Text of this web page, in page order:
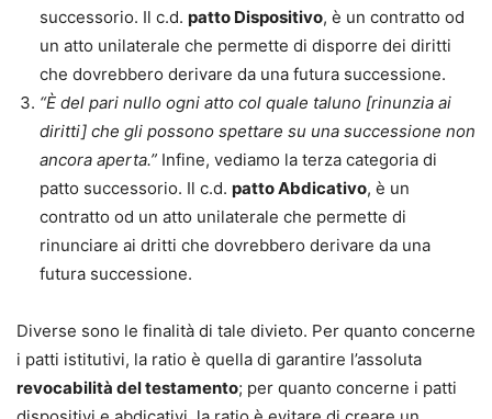
successorio. Il c.d. patto Dispositivo, è un contratto od
un atto unilaterale che permette di disporre dei diritti
che dovrebbero derivare da una futura successione.
“È del pari nullo ogni atto col quale taluno [rinunzia ai
diritti] che gli possono spettare su una successione non
ancora aperta.” Infine, vediamo la terza categoria di
patto successorio. Il c.d. patto Abdicativo, è un
contratto od un atto unilaterale che permette di
rinunciare ai dritti che dovrebbero derivare da una
futura successione.
Diverse sono le finalità di tale divieto. Per quanto concerne
i patti istitutivi, la ratio è quella di garantire l’assoluta
revocabilità del testamento; per quanto concerne i patti